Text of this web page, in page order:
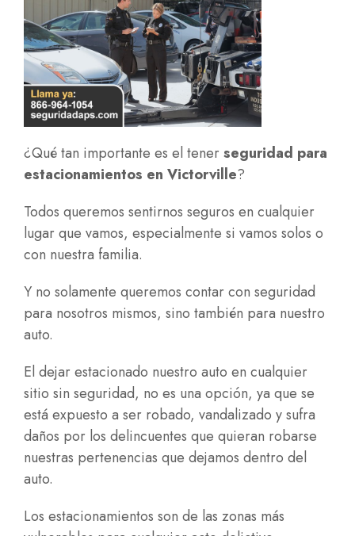
¿Qué tan importante es el tenerseguridad para
estacionamientos en Victorville?
Todos queremos sentirnos seguros en cualquier
lugar que vamos, especialmente si vamos solos o
con nuestra familia.
Y no solamente queremos contar con seguridad
para nosotros mismos, sino también para nuestro
auto.
El dejar estacionado nuestro auto en cualquier
sitio sin seguridad, no es una opción, ya que se
está expuesto a ser robado, vandalizado y sufra
daños por los delincuentes que quieran robarse
nuestras pertenencias que dejamos dentro del
auto.
Los estacionamientos son de las zonas más